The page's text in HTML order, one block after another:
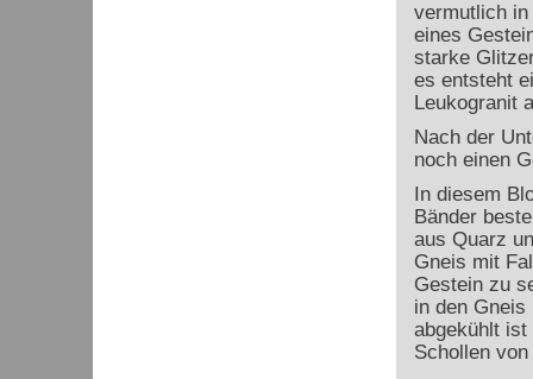
vermutlich
eines
starke
es entsteht
Leukogranit
Nach der
noch einen
In diesem
Bänder
aus Quarz
Gneis mit
Gestein zu
in den
abgekühlt ist
Schollen